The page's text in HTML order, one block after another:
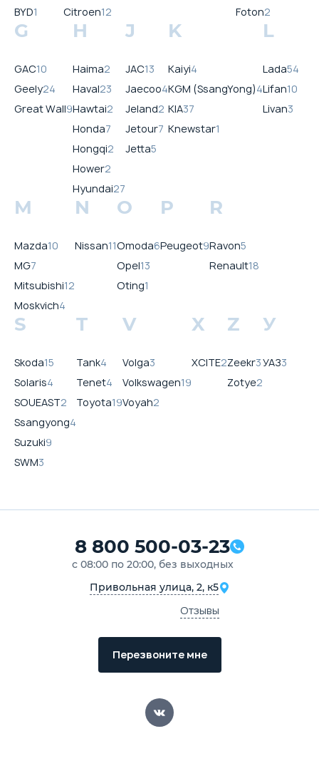
BYD1
Citroen12
Foton2
G
GAC10
Geely24
Great Wall9
H
Haima2
Haval23
Hawtai2
Honda7
Hongqi2
Hower2
Hyundai27
J
JAC13
Jaecoo4
Jeland2
Jetour7
Jetta5
K
Kaiyi4
KGM (SsangYong)4
KIA37
Knewstar1
L
Lada54
Lifan10
Livan3
M
Mazda10
MG7
Mitsubishi12
Moskvich4
N
Nissan11
O
Omoda6
Opel13
Oting1
P
Peugeot9
R
Ravon5
Renault18
S
Skoda15
Solaris4
SOUEAST2
Ssangyong4
Suzuki9
SWM3
T
Tank4
Tenet4
Toyota19
V
Volga3
Volkswagen19
Voyah2
X
XCITE2
Z
Zeekr3
Zotye2
У
УАЗ3
8 800 500-03-23
с 08:00 по 20:00, без выходных
Привольная улица, 2, к5
Отзывы
Перезвоните мне